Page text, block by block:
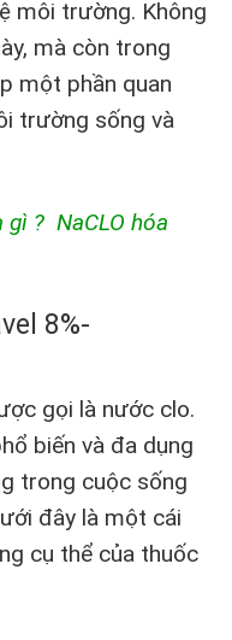
môi trường. Không
mà còn trong
một phần quan
trường sống và
gì ? NaCLO hóa
8%-
gọi là nước clo.
biến và đa dụng
trong cuộc sống
đây là một cái
cụ thể của thuốc